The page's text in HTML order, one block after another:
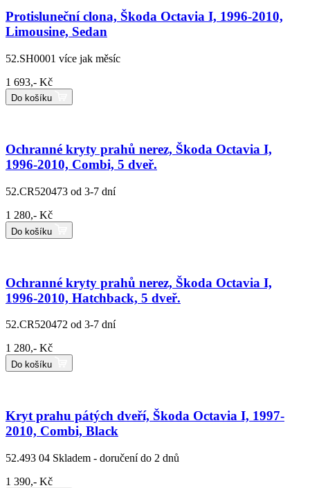
Protisluneční clona, Škoda Octavia I, 1996-2010,
Limousine, Sedan
52.SH0001 více jak měsíc
1 693,- Kč
Do košíku
Ochranné kryty prahů nerez, Škoda Octavia I,
1996-2010, Combi, 5 dveř.
52.CR520473 od 3-7 dní
1 280,- Kč
Do košíku
Ochranné kryty prahů nerez, Škoda Octavia I,
1996-2010, Hatchback, 5 dveř.
52.CR520472 od 3-7 dní
1 280,- Kč
Do košíku
Kryt prahu pátých dveří, Škoda Octavia I, 1997-
2010, Combi, Black
52.493 04 Skladem - doručení do 2 dnů
1 390,- Kč